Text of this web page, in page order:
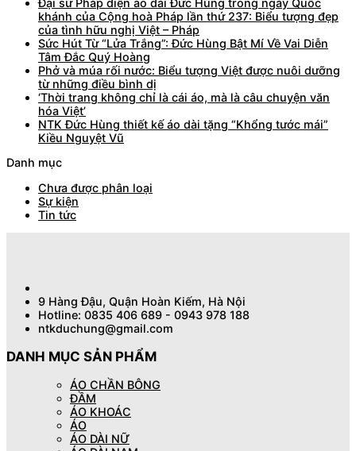
khánh của Cộng hoà Pháp lần thứ 237: Biểu tượng đẹp
của tình hữu nghị Việt – Pháp
Sức Hút Từ “Lửa Trắng”: Đức Hùng Bật Mí Về Vai Diễn
Tâm Đắc Quý Hoàng
Phở và múa rối nước: Biểu tượng Việt được nuôi dưỡng
từ những điều bình dị
‘Thời trang không chỉ là cái áo, mà là câu chuyện văn
hóa Việt’
NTK Đức Hùng thiết kế áo dài tặng “Khổng tước mái”
Kiều Nguyệt Vũ
Danh mục
Chưa được phân loại
Sự kiện
Tin tức
9 Hàng Đậu, Quận Hoàn Kiếm, Hà Nội
Hotline: 0835 406 689 - 0943 978 188
ntkduchung@gmail.com
DANH MỤC SẢN PHẨM
ÁO CHẦN BÔNG
ĐẦM
ÁO KHOÁC
ÁO
ÁO DÀI NỮ